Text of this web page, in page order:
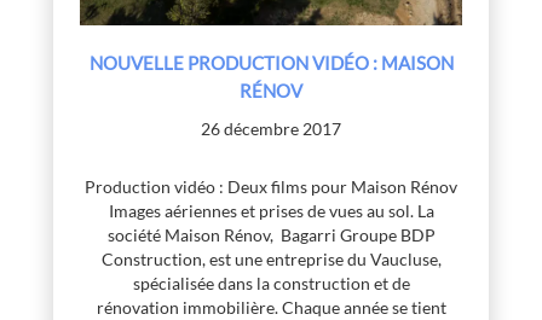
NOUVELLE PRODUCTION VIDÉO : MAISON
RÉNOV
26 décembre 2017
Production vidéo : Deux films pour Maison Rénov
Images aériennes et prises de vues au sol. La
société Maison Rénov, Bagarri Groupe BDP
Construction, est une entreprise du Vaucluse,
spécialisée dans la construction et de
rénovation immobilière. Chaque année se tient